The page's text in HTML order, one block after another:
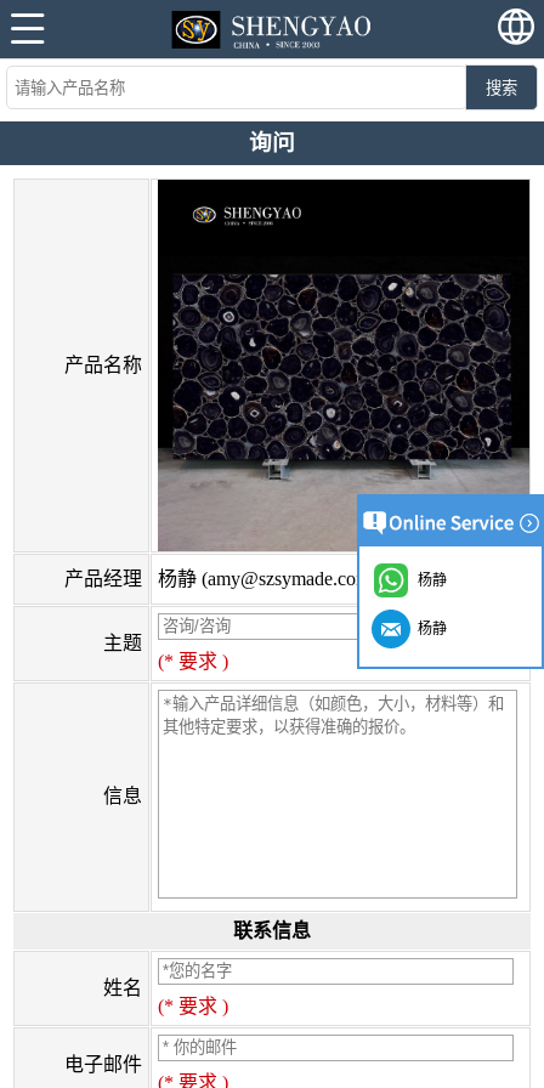
搜索
询问
产品名称
产品经理 杨静 (amy@szsymade.com)
主题
(* 要求 )
信息
联系信息
姓名
(* 要求 )
电子邮件
(* 要求 )
杨静
杨静